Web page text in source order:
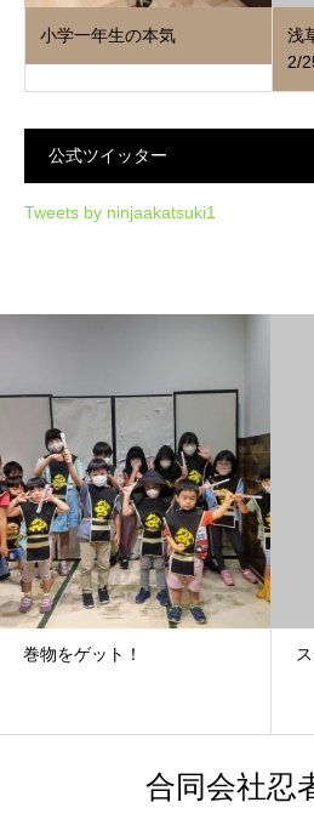
小学一年生の本気
浅
2/
公式ツイッター
Tweets by ninjaakatsuki1
巻物をゲット！
合同会社忍